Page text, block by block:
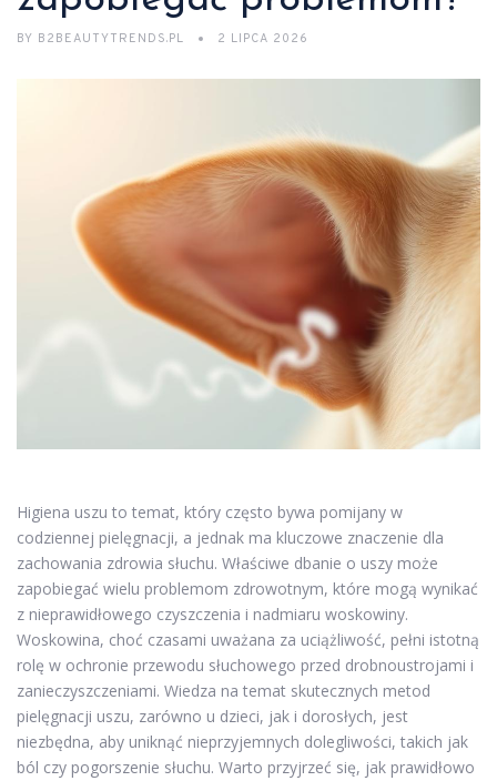
BY B2BEAUTYTRENDS.PL 2 LIPCA 2026
Higiena uszu to temat, który często bywa pomijany w
codziennej pielęgnacji, a jednak ma kluczowe znaczenie dla
zachowania zdrowia słuchu. Właściwe dbanie o uszy może
zapobiegać wielu problemom zdrowotnym, które mogą wynikać
z nieprawidłowego czyszczenia i nadmiaru woskowiny.
Woskowina, choć czasami uważana za uciążliwość, pełni istotną
rolę w ochronie przewodu słuchowego przed drobnoustrojami i
zanieczyszczeniami. Wiedza na temat skutecznych metod
pielęgnacji uszu, zarówno u dzieci, jak i dorosłych, jest
niezbędna, aby uniknąć nieprzyjemnych dolegliwości, takich jak
ból czy pogorszenie słuchu. Warto przyjrzeć się, jak prawidłowo